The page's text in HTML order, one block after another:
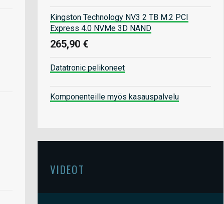
Kingston Technology NV3 2 TB M.2 PCI
Express 4.0 NVMe 3D NAND
265,90 €
Datatronic pelikoneet
Komponenteille myös kasauspalvelu
VIDEOT